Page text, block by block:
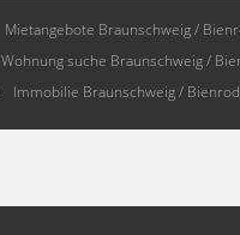
Mietangebote Braunschweig /
Wohnung suche Braunschweig /
Immobilie Braunschweig /